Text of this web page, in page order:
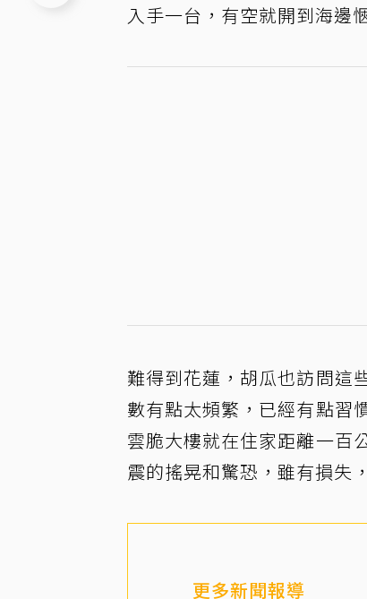
入手一台，有空就開到海邊
難得到花蓮，胡瓜也訪問這
數有點太頻繁，已經有點習
雲脆大樓就在住家距離一百
震的搖晃和驚恐，雖有損失
更多新聞報導